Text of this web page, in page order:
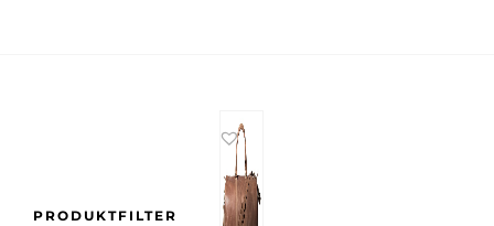
PRODUKTFILTER